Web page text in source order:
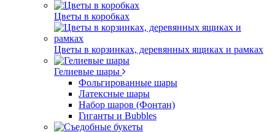
Цветы в коробках
Цветы в корзинках, деревянных ящиках и рамках
Гелиевые шары
Фольгированные шары
Латексные шары
Набор шаров (Фонтан)
Гиганты и Bubbles